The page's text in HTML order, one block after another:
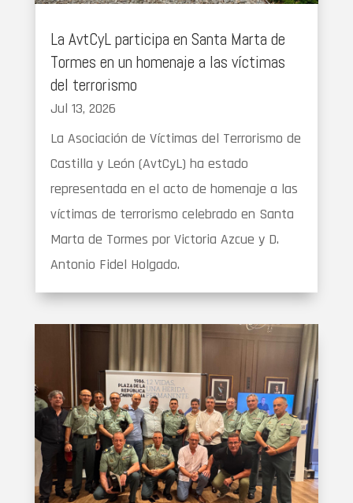
La AvtCyL participa en Santa Marta de
Tormes en un homenaje a las víctimas
del terrorismo
Jul 13, 2026
La Asociación de Víctimas del Terrorismo de
Castilla y León (AvtCyL) ha estado
representada en el acto de homenaje a las
víctimas de terrorismo celebrado en Santa
Marta de Tormes por Victoria Azcue y D.
Antonio Fidel Holgado.